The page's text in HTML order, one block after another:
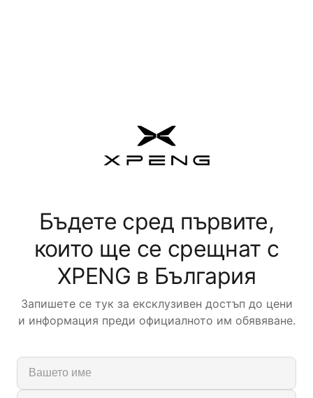
Бъдете сред първите,
които ще се срещнат с
XPENG в България
Запишете се тук за ексклузивен достъп до цени
и информация преди официалното им обявяване.